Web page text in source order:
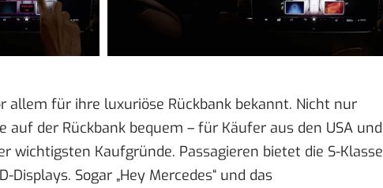
allem für ihre luxuriöse Rückbank bekannt. Nicht nur
auf der Rückbank bequem – für Käufer aus den USA und
wichtigsten Kaufgründe. Passagieren bietet die S-Klasse
Sogar „Hey Mercedes“ und das